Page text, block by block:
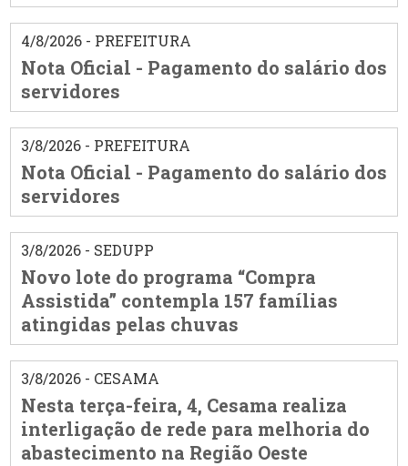
4/8/2026 - PREFEITURA
Nota Oficial - Pagamento do salário dos
servidores
3/8/2026 - PREFEITURA
Nota Oficial - Pagamento do salário dos
servidores
3/8/2026 - SEDUPP
Novo lote do programa “Compra
Assistida” contempla 157 famílias
atingidas pelas chuvas
3/8/2026 - CESAMA
Nesta terça-feira, 4, Cesama realiza
interligação de rede para melhoria do
abastecimento na Região Oeste